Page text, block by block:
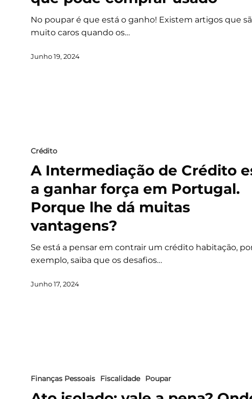
No poupar é que está o ganho! Existem artigos que
muito caros quando os…
Junho 19, 2024
Crédito
A Intermediação de Crédito
a ganhar força em Portugal.
Porque lhe dá muitas
vantagens?
Se está a pensar em contrair um crédito habitação,
exemplo, saiba que os desafios…
Junho 17, 2024
Finanças Pessoais Fiscalidade Poupar